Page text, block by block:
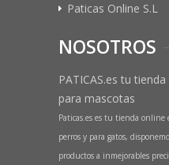
Paticas Online S.L
NOSOTROS
PATICAS.es tu
para mascotas
Paticas.es es tu tienda online
perros y para gatos,
productos a inmejorables